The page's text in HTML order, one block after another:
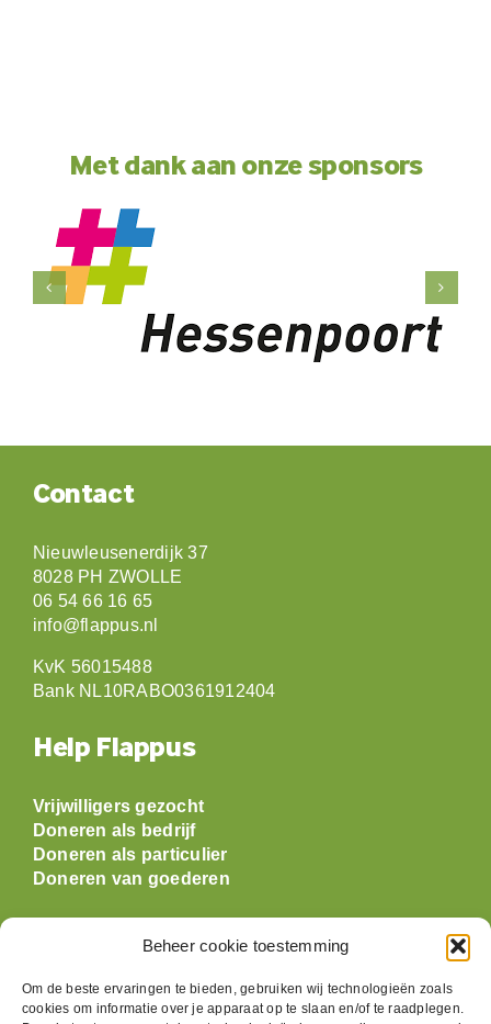
Beheer cookie toestemming
Om de beste ervaringen te bieden, gebruiken wij technologieën zoals
cookies om informatie over je apparaat op te slaan en/of te raadplegen.
Met dank aan onze sponsors
Contact
Nieuwleusenerdijk 37
8028 PH ZWOLLE
06 54 66 16 65
info@flappus.nl
KvK 56015488
Bank NL10RABO0361912404
Help Flappus
Vrijwilligers gezocht
Doneren als bedrijf
Doneren als particulier
Doneren van goederen
Openingstijden
Maandag: gesloten
Dinsdag:09:30 t/m 17:00